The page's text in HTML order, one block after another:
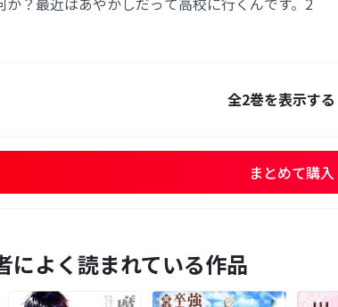
全2巻を表示する
まとめて購入
によく読まれている作品